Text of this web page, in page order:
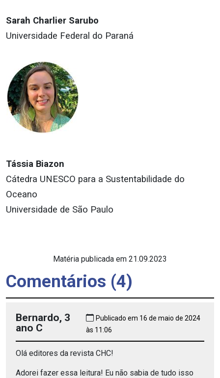
Sarah Charlier Sarubo
Universidade Federal do Paraná
Tássia Biazon
Cátedra UNESCO para a Sustentabilidade do
Oceano
Universidade de São Paulo
Matéria publicada em 21.09.2023
Comentários (4)
Bernardo, 3
ano C
Publicado em 16 de maio de 2024
às 11:06
Olá editores da revista CHC!
Adorei fazer essa leitura! Eu não sabia de tudo isso